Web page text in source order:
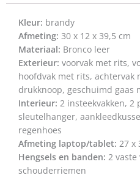
Brandy
Cognac
aantal
Kleur: brandy
Afmeting: 30 x 12 x 39,5 cm
Materiaal: Bronco leer
Exterieur: voorvak met rits,
hoofdvak met rits, achtervak
drukknoop, geschuimd gaas
Interieur: 2 insteekvakken, 2
sleutelhanger,
regenhoes
Afmeting laptop/tablet: 27 x
Hengsels en banden: 2
schouderriemen